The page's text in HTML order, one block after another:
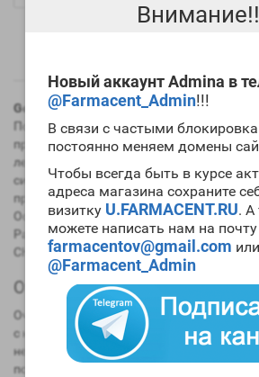
Новый аккаунт Admina в
@Farmacent_Admin!!!
В связи с частыми
постоянно меняем домены
Чтобы всегда быть в курсе
адреса магазина сохраните
визитку U.FARMACENT.RU. А
можете написать нам на почту
farmacentov@gmail.com
@Farmacent_Admin
Genesis Pharmaceuticals-
Польши, которая производит
препараты дляпосле курсовой терапии
лекарственные препараты. Компания
сильно закрепилась на рынке
продукцию довольно-таки низкая,
Особенно часто покупаемый препарат -
Распространена фирма в основном на
СНГ.
Отзывы о Genesis
Очень часто можно встретить
с недоливом рабочего вещества в
нерабочие свойства препарата. Но есть
положительных отзывов о том, что